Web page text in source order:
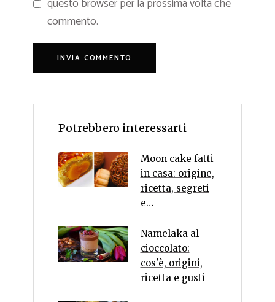
questo browser per la prossima volta che
commento.
Potrebbero interessarti
Moon cake fatti
in casa: origine,
ricetta, segreti
e…
Namelaka al
cioccolato:
cos'è, origini,
ricetta e gusti